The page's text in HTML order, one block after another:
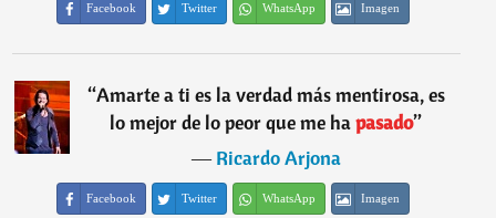
Facebook Twitter WhatsApp Imagen
“Amarte a ti es la verdad más mentirosa, es
lo mejor de lo peor que me hapasado”
―Ricardo Arjona
Facebook Twitter WhatsApp Imagen